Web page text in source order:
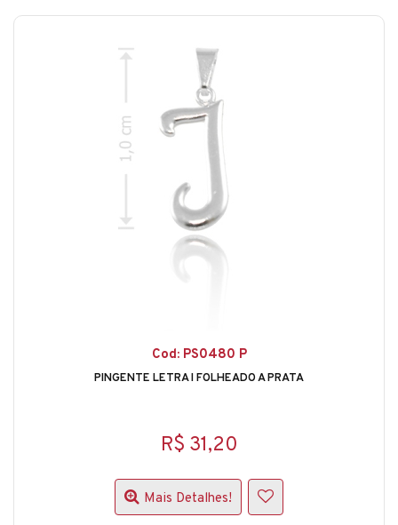
Cod: PS0480 P
PINGENTE LETRA I FOLHEADO A PRATA
R$ 31,20
Mais Detalhes!